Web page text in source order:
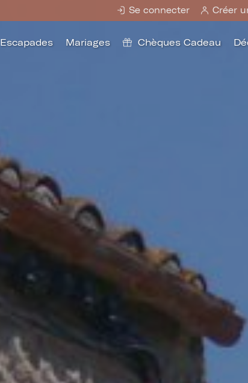
Se connecter Créer
Escapades Mariages Chèques Cadeau